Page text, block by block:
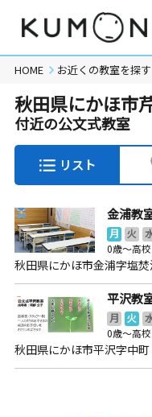
HOME お近くの教室を探す
秋田県にかほ市
付近の公文式教室
リスト
金浦教
月 火
0歳～高
秋田県にかほ市金浦字塩
平沢教
月 火
0歳～高
秋田県にかほ市平沢字中町